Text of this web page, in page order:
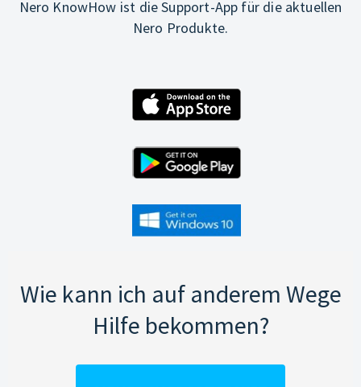
Nero KnowHow ist die Support-App für die aktuellen
Nero Produkte.
Wie kann ich auf anderem Wege
Hilfe bekommen?